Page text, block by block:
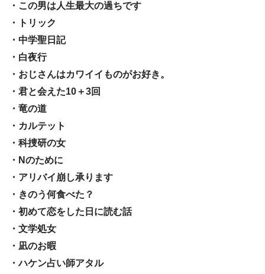
・この男は人生最大の過ちです
・トリック
・中学聖日記
・白夜行
・おじさんはカワイイものがお好き。
・君と会えた10＋3回
・竜の道
・カルテット
・科捜研の女
・Nのために
・アリバイ崩し承ります
・きのう何食べた？
・初めて恋をした日に読む話
・文学処女
・凪のお暇
・ハケン占い師アタル